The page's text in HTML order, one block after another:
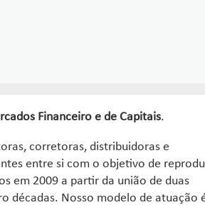
Financeiro e de Capitais.
corretoras, distribuidoras e
entre si com o objetivo de
em 2009 a partir da união de duas
décadas. Nosso modelo de atuação